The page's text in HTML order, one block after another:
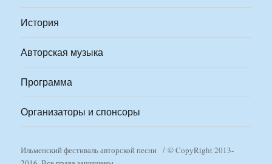
История
Авторская музыка
Программа
Организаторы и спонсоры
Ильменский фестиваль авторской песни
© CopyRight 2013-